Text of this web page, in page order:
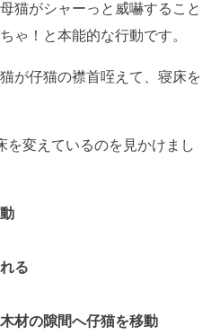
猫がシャーっと威嚇すること
ゃ！と本能的な行動です。
が仔猫の襟首咥えて、寝床を
を変えているのを見かけまし
る
材の隙間へ仔猫を移動